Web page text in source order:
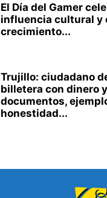
El Día del Gamer
influencia cultural y
crecimiento...
Trujillo: ciudadano
billetera con dinero y
documentos,
honestidad...